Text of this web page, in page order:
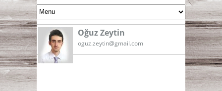
Oğuz Zeytin
oguz.zeytin@gmail.com